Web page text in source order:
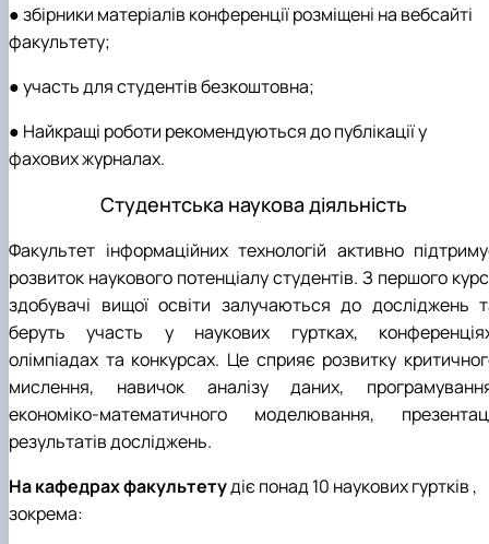
● збірники матеріалів конференції розміщені на вебсайті
факультету;
● участь для студентів безкоштовна;
● Найкращі роботи рекомендуються до публікації у
фахових журналах.
Студентська наукова діяльність
Факультет інформаційних технологій активно
розвиток наукового потенціалу студентів. З першого
здобувачі вищої освіти залучаються до досліджень
беруть участь у наукових гуртках,
олімпіадах та конкурсах. Це сприяє розвитку
мислення, навичок аналізу даних,
економіко-математичного моделювання,
результатів досліджень.
На кафедрах факультетудіє понад 10 наукових гуртків ,
зокрема: